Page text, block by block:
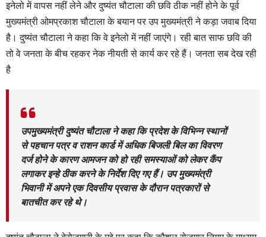
इनेलो में वापस नहीं लेने और दुष्यंत चौटाला की छवि ठीक नहीं होने के पूर्व
मुख्यमंत्री ओमप्रकाश चौटाला के बयान पर उप मुख्यमंत्री ने कड़ा जवाब दिया
है। दुष्यंत चौटाला ने कहा कि वे इनेलो में नहीं जाएंगे। रही बात साफ छवि की
तो वे जनता के बीच रहकर नेक नीयती से कार्य कर रहे हैं। जनता सब देख रही
है
उपमुख्यमंत्री दुष्यंत चौटाला ने कहा कि प्रदेश के विभिन्न स्थानों
से पहचान पत्र व राशन कार्ड में अधिक बिजली बिल का विवरण
दर्ज होने के कारण आमजन को हो रही समस्याओं को लेकर कैंप
लगाकर इन्हे ठीक करने के निर्देश दिए गए हैं। उप मुख्यमंत्री
भिवानी में अपने एक दिवसीय प्रवास के दौरान पत्रकारों से
बातचीत कर रहे थे।